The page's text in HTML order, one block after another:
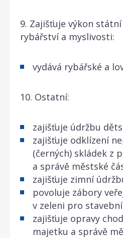
9. Zajišťuje výkon
rybářství a myslivosti:
vydává rybářské a
10. Ostatní:
zajišťuje údržbu
zajišťuje odklízení
(černých) skládek z
a správě městské
zajišťuje zimní
povoluje zábory
v zeleni pro
zajišťuje opravy
majetku a správě